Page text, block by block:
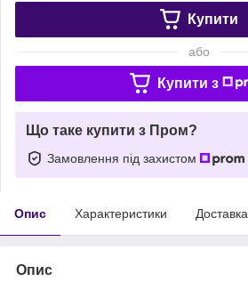
Купити
або
Купити з
Що таке купити з Пром?
Замовлення під захистом
Опис Характеристики Доставка
Опис